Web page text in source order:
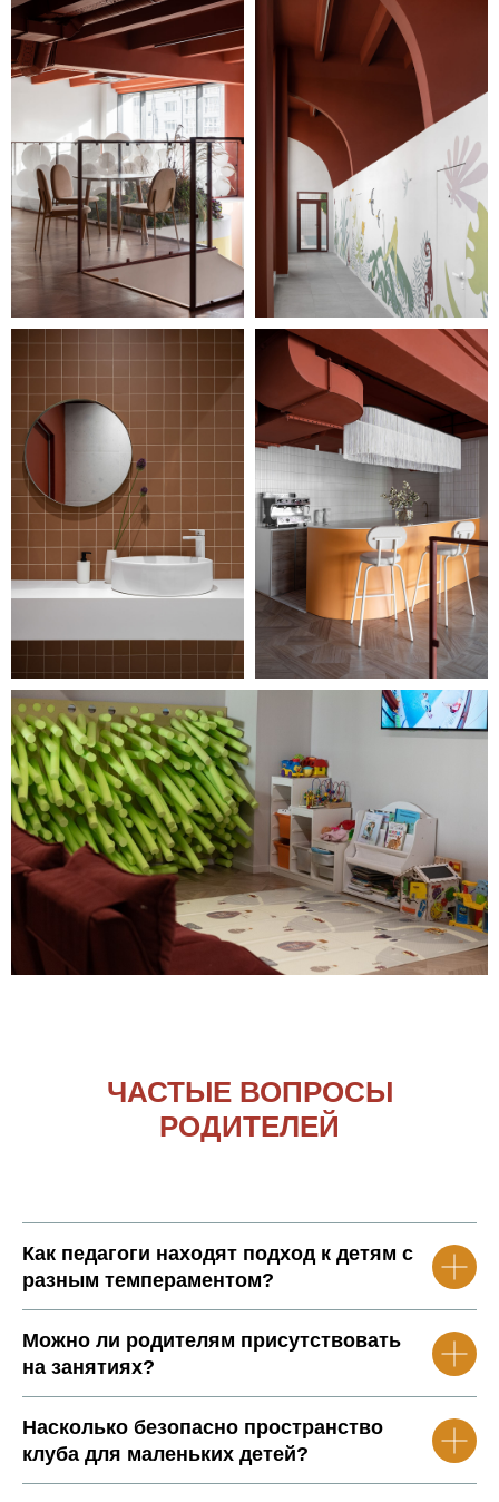
ЧАСТЫЕ ВОПРОСЫ
РОДИТЕЛЕЙ
Как педагоги находят подход к детям с
разным темпераментом?
Можно ли родителям присутствовать
на занятиях?
Насколько безопасно пространство
клуба для маленьких детей?